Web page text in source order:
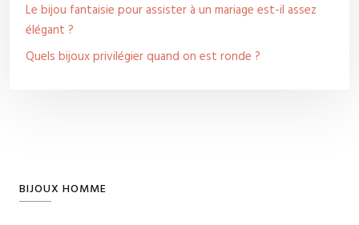
Le bijou fantaisie pour assister à un mariage est-il assez
élégant ?
Quels bijoux privilégier quand on est ronde ?
BIJOUX HOMME